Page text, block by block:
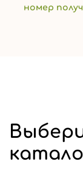
номер